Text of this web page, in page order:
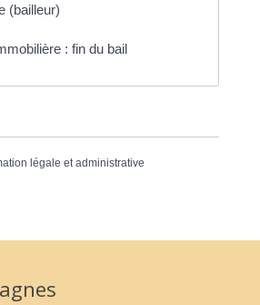
(bailleur)
: fin du bail
légale et administrative